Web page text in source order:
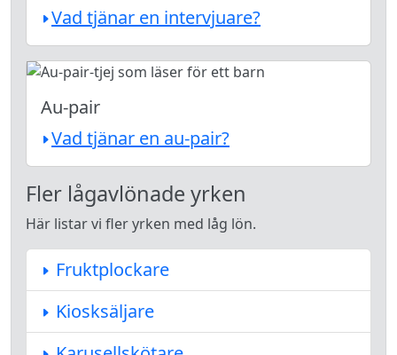
Vad tjänar en intervjuare?
Au-pair
Vad tjänar en au-pair?
Fler lågavlönade yrken
Här listar vi fler yrken med låg lön.
Fruktplockare
Kiosksäljare